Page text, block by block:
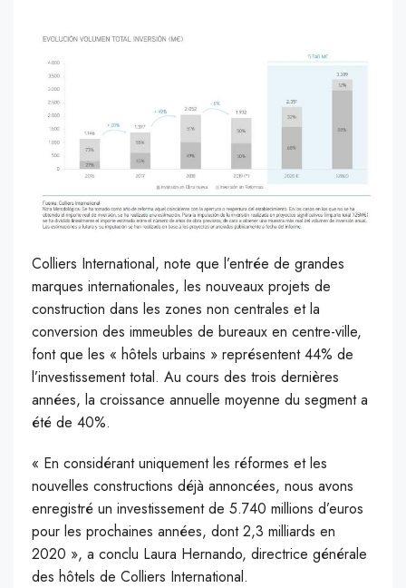
Colliers International, note que l’entrée de grandes
marques internationales, les nouveaux projets de
construction dans les zones non centrales et la
conversion des immeubles de bureaux en centre-ville,
font que les « hôtels urbains » représentent 44% de
l’investissement total. Au cours des trois dernières
années, la croissance annuelle moyenne du segment a
été de 40%.
« En considérant uniquement les réformes et les
nouvelles constructions déjà annoncées, nous avons
enregistré un investissement de 5.740 millions d’euros
pour les prochaines années, dont 2,3 milliards en
2020 », a conclu Laura Hernando, directrice générale
des hôtels de Colliers International.